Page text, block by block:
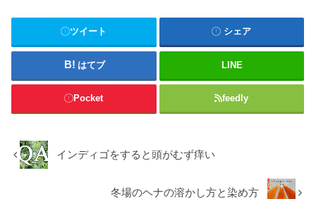
ツイート シェア
はてブ LINE
Pocket feedly
インディゴをすると頭がむず痒い
冬場のヘナの溶かし方と染め方